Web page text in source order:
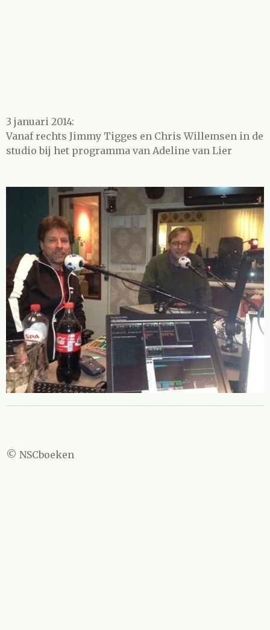
3 januari 2014:
Vanaf rechts Jimmy Tigges en Chris Willemsen in de
studio bij het programma van Adeline van Lier
© NSCboeken